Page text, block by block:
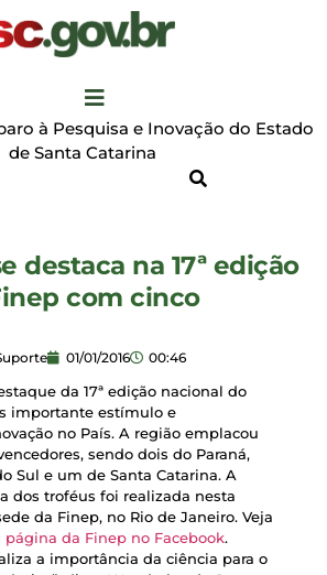
à Pesquisa e Inovação do Estado
de Santa Catarina
destaca na 17ª edição
com cinco
01/01/2016 00:46
da 17ª edição nacional do
importante estímulo e
no País. A região emplacou
sendo dois do Paraná,
Sul e um de Santa Catarina. A
dos troféus foi realizada nesta
da Finep, no Rio de Janeiro. Veja
da Finep no Facebook.
a importância da ciência para o